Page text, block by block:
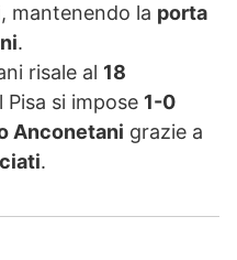
, mantenendo la porta
.
risale al 18
Pisa si impose 1-0
Anconetani grazie a
.